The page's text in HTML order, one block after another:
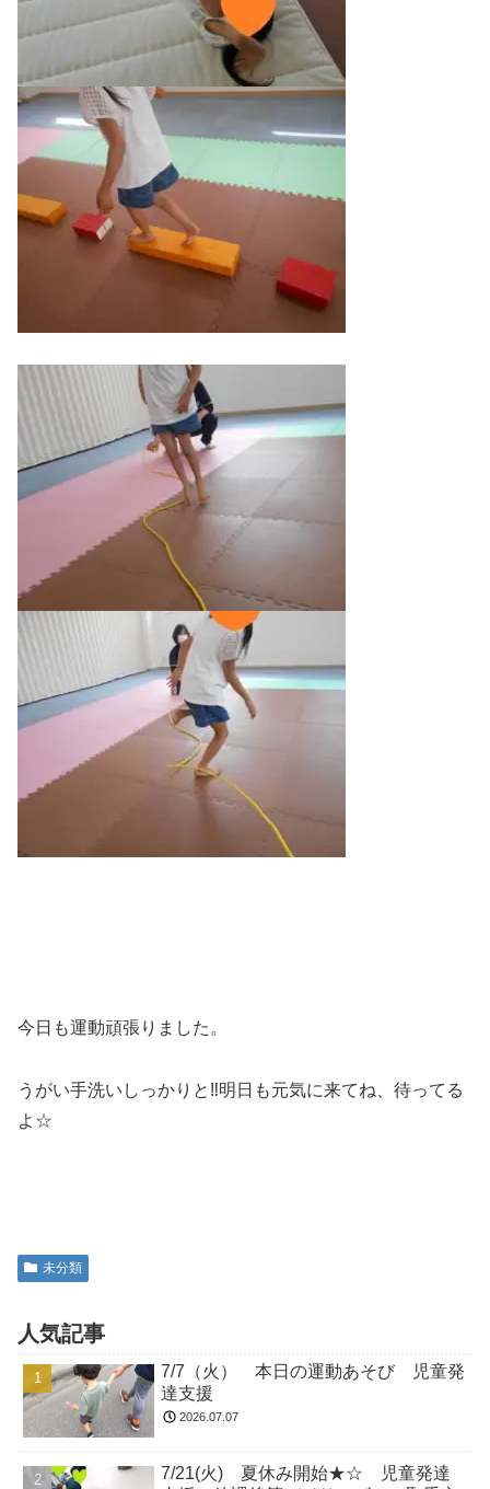
今日も運動頑張りました。
うがい手洗いしっかりと‼明日も元気に来てね、待ってる
よ☆
未分類
人気記事
7/7（火） 本日の運動あそび 児童発
達支援
2026.07.07
7/21(火) 夏休み開始★☆ 児童発達